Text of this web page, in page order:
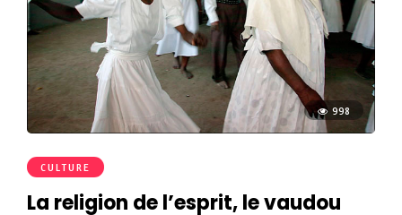
998
CULTURE
La religion de l’esprit, le vaudou